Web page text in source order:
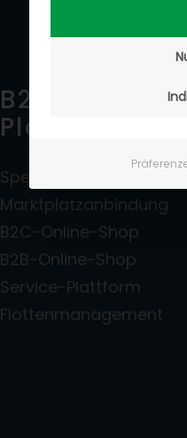
B2B- & B2C-
Plattformen
Speed4Trade Consulting
Marktplatzanbindung
B2C-Online-Shop
B2B-Online-Shop
Service-Plattform
Flottenmanagement